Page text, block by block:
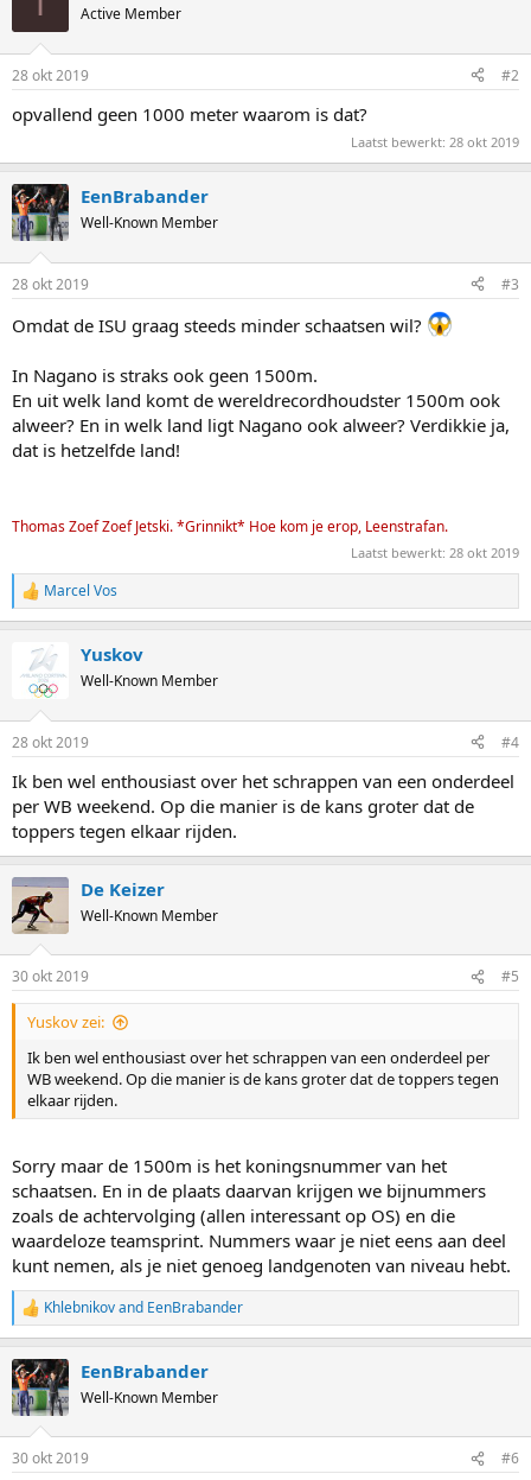
s
Active Member
28 okt 2019 #2
opvallend geen 1000 meter waarom is dat?
Laatst bewerkt: 28 okt 2019
EenBrabander
Well-Known Member
28 okt 2019 #3
Omdat de ISU graag steeds minder schaatsen wil?
In Nagano is straks ook geen 1500m.
En uit welk land komt de wereldrecordhoudster 1500m ook
alweer? En in welk land ligt Nagano ook alweer? Verdikkie ja,
dat is hetzelfde land!
Thomas Zoef Zoef Jetski. *Grinnikt* Hoe kom je erop, Leenstrafan.
Laatst bewerkt: 28 okt 2019
R
e
t
s
Marcel Vos
Yuskov
Well-Known Member
28 okt 2019 #4
Ik ben wel enthousiast over het schrappen van een onderdeel
per WB weekend. Op die manier is de kans groter dat de
toppers tegen elkaar rijden.
De Keizer
Well-Known Member
30 okt 2019 #5
Yuskov zei:
Ik ben wel enthousiast over het schrappen van een onderdeel per
WB weekend. Op die manier is de kans groter dat de toppers tegen
elkaar rijden.
Sorry maar de 1500m is het koningsnummer van het
schaatsen. En in de plaats daarvan krijgen we bijnummers
zoals de achtervolging (allen interessant op OS) en die
waardeloze teamsprint. Nummers waar je niet eens aan deel
kunt nemen, als je niet genoeg landgenoten van niveau hebt.
R
e
c
t
i
s
Khlebnikovand EenBrabander
EenBrabander
Well-Known Member
30 okt 2019 #6